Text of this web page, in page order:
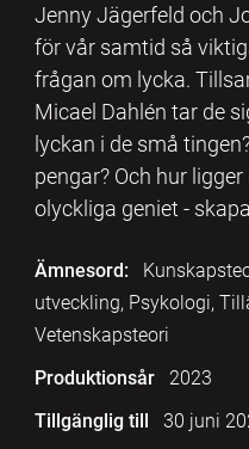
Jenny Jägerfeld och
för vår samtid så
frågan om lycka.
Micael Dahlén tar de
lyckan i de små
pengar? Och hur
olyckliga geniet -
Ämnesord:
utveckling, Psykologi,
Vetenskapsteori
Produktionsår
2023
Tillgänglig till
30 juni